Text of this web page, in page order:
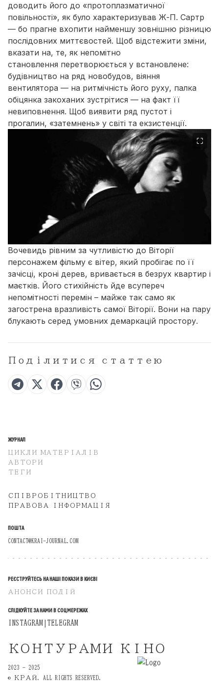
доводить його до «протоплазматичної
повільності», як було характеризував Ж-П. Сартр
— бо прагне вхопити найменшу зовнішню різницю
послідовних миттєвостей. Щоб відстежити зміни,
вказати на, те, як непомітно
становлення перетворюється у встановлене:
будівництво на ряд новобудов, віяння
вентилятора — на ритмічність його руху, палка
обіцянка закоханих зустрітися — на факт її
невиповнення. Щоб виявити ряд пустот і
прогалин, «затемнень» у світі та екзистенції.
⛶
Вочевидь рівним за чутливістю до Віторії
персонажем фільму є вітер, який пробігає по її
зачісці, кроні дерев, вривається в безрух квартир і
маєтків. Його стихійність йде всупереч
непомітності перемін – майже так само як
загострена вразливість самої Віторії. Вони на пару
блукають серед умовних демаркацій простору.
Поділитися статтею
ЖУРНАЛ
ЦИКЛИ МАТЕРІАЛІВ
АВТОРИ
ТЕГИ
СПІВРОБІТНИЦТВО
ПРАВОВА ІНФОРМАЦІЯ
ПОШТА
CONTACT@KRAI-JOURNAL.COM
РЕЄСТРУЙТЕСЬ НА НАШІ ПОКАЗИ В КИЄВІ
АНОНСИ ПОДІЙ
СЛІДКУЙТЕ ЗА НАМИ В СОЦМЕРЕЖАХ
INSTAGRAM TELEGRAM
КОНТУРАМИ КІНО
2023 - 2025
© КРАЙ. ALL RIGHTS RESERVED.